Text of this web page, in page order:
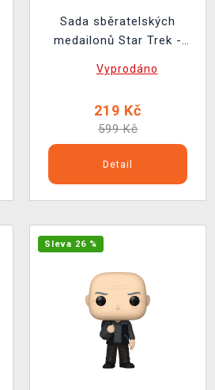
Sada sběratelských
medailonů Star Trek -
Edition (4 ks)
Vyprodáno
219 Kč
599 Kč
Detail
Sleva 26 %